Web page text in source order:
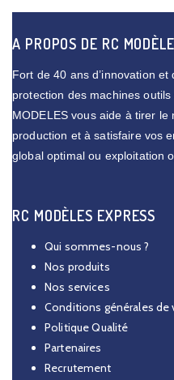
A PROPOS DE RC
Fort de 40 ans d’innovation
protection des machines
MODELES vous aide à tirer
production et à satisfaire vos
global optimal ou exploitation
RC MODÈLES EXPRESS
Qui sommes-nous ?
Nos produits
Nos services
Conditions générales de
Politique Qualité
Partenaires
Recrutement